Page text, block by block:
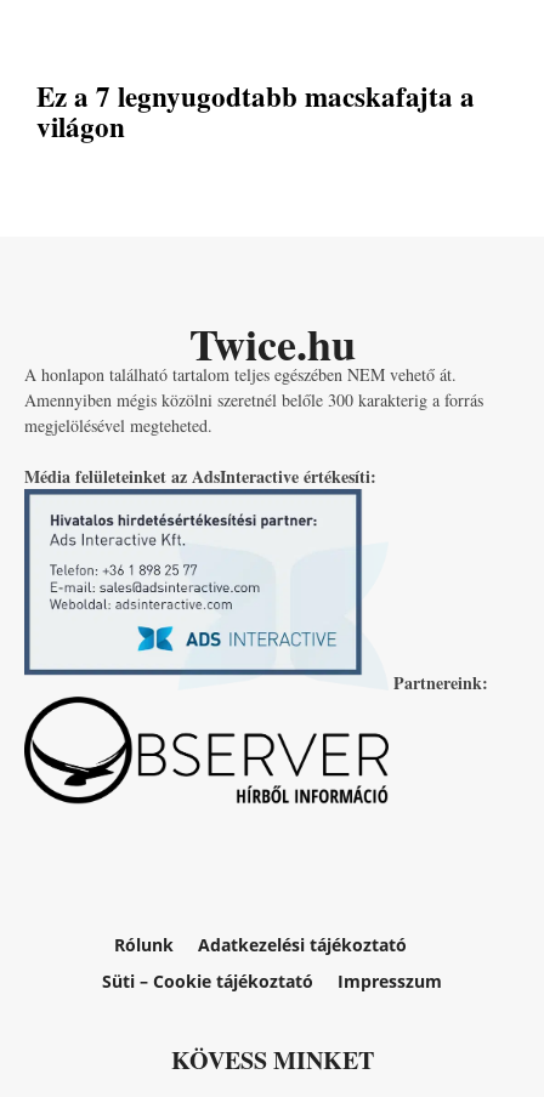
Ez a 7 legnyugodtabb macskafajta a
világon
Twice.hu
A honlapon található tartalom teljes egészében NEM vehető át.
Amennyiben mégis közölni szeretnél belőle 300 karakterig a forrás
megjelölésével megteheted.
Média felületeinket az AdsInteractive értékesíti:
Partnereink:
Rólunk
Adatkezelési tájékoztató
Süti – Cookie tájékoztató
Impresszum
KÖVESS MINKET